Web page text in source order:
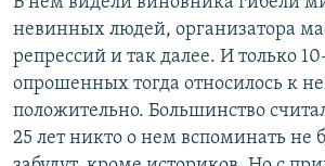
невинных людей, организатора
репрессий и так далее. И только
опрошенных тогда относилось к
положительно. Большинство
25 лет никто о нем вспоминать не